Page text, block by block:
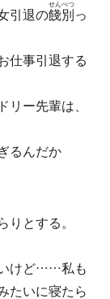
引退の餞別
せんべつ
っ
仕事引退する
ー先輩は、
るんだか
りとする。
いけど……私も
たいに寝たら